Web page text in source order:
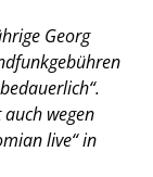
Georg
wegen
live“ in